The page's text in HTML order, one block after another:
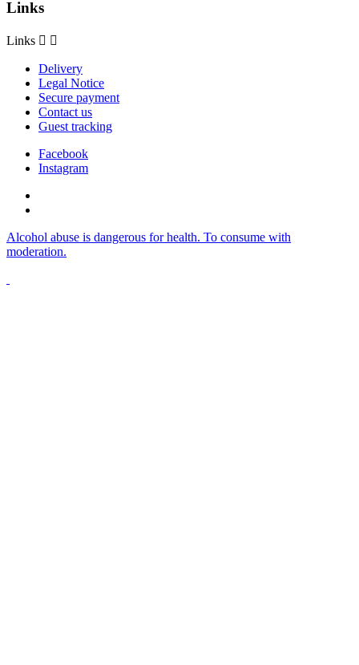
Links
Links  
Delivery
Legal Notice
Secure payment
Contact us
Guest tracking
Facebook
Instagram
Alcohol abuse is dangerous for health. To consume with
moderation.